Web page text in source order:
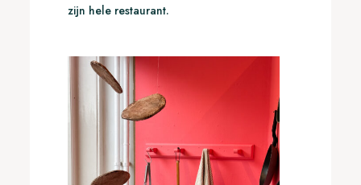
zijn hele restaurant.